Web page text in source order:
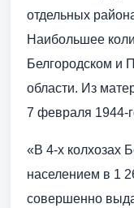
отдельных
Наибольшее
Белгородском и
области. Из
7 февраля 1944-
«В 4-х колхозах
населением в 1
совершенно